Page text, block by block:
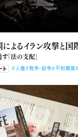
によるイラン攻撃と国
「法の支配」
ト #人権#戦争・紛争#平和構築